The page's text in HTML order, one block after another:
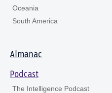
Oceania
South America
Almanac
Podcast
The Intelligence Podcast